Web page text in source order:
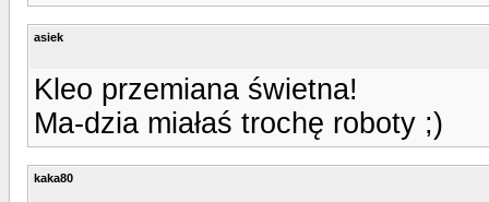
asiek
Kleo przemiana świetna!
Ma-dzia miałaś trochę roboty ;)
kaka80